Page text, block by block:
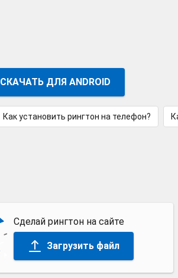
СКАЧАТЬ ДЛЯ ANDROID
Как установить рингтон на телефон?
Сделай рингтон на сайте
Загрузить файл